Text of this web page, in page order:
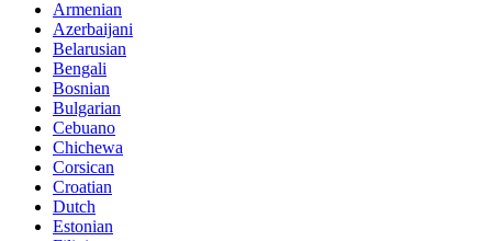
Armenian
Azerbaijani
Belarusian
Bengali
Bosnian
Bulgarian
Cebuano
Chichewa
Corsican
Croatian
Dutch
Estonian